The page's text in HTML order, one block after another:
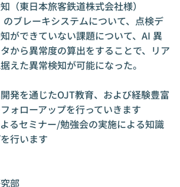
（東日本旅客鉄道株式会社様）
ブレーキシステムについて、点検デ
ができていない課題について、AI 異
から異常度の算出をすることで、リア
えた異常検知が可能になった。
発を通じたOJT教育、および経験豊富
ォローアップを行っていきます
るセミナー/勉強会の実施による知識
行います
部